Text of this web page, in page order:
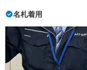
名札着用